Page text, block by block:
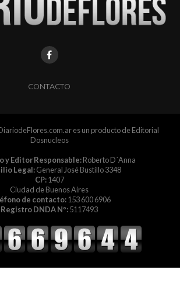
CONTACTO
es un producto de Editorial
Dosnucleos
y Editor Responsable:Roberto D´Anna
Legal:General José Bustillo 3348
CP:1407
Ciudad de Buenos Aires
de contacto:153 600 6906
Registro DNDA Nº:5117493